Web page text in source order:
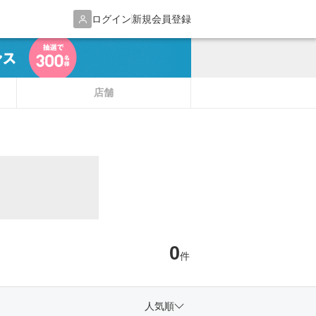
ログイン新規会員登録
店舗
0件
人気順